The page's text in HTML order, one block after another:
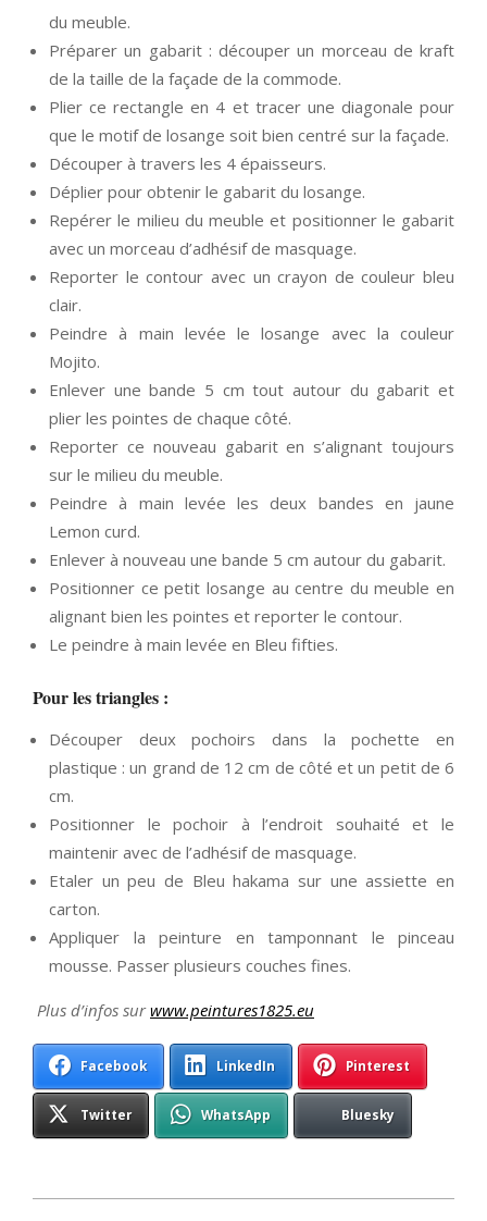
du meuble.
Préparer un gabarit : découper un morceau de kraft
de la taille de la façade de la commode.
Plier ce rectangle en 4 et tracer une diagonale pour
que le motif de losange soit bien centré sur la façade.
Découper à travers les 4 épaisseurs.
Déplier pour obtenir le gabarit du losange.
Repérer le milieu du meuble et positionner le gabarit
avec un morceau d’adhésif de masquage.
Reporter le contour avec un crayon de couleur bleu
clair.
Peindre à main levée le losange avec la couleur
Mojito.
Enlever une bande 5 cm tout autour du gabarit et
plier les pointes de chaque côté.
Reporter ce nouveau gabarit en s’alignant toujours
sur le milieu du meuble.
Peindre à main levée les deux bandes en jaune
Lemon curd.
Enlever à nouveau une bande 5 cm autour du gabarit.
Positionner ce petit losange au centre du meuble en
alignant bien les pointes et reporter le contour.
Le peindre à main levée en Bleu fifties.
Pour les triangles :
Découper deux pochoirs dans la pochette en
plastique : un grand de 12 cm de côté et un petit de 6
cm.
Positionner le pochoir à l’endroit souhaité et le
maintenir avec de l’adhésif de masquage.
Etaler un peu de Bleu hakama sur une assiette en
carton.
Appliquer la peinture en tamponnant le pinceau
mousse. Passer plusieurs couches fines.
Plus d’infos surwww.peintures1825.eu
Facebook LinkedIn Pinterest
Twitter WhatsApp Bluesky